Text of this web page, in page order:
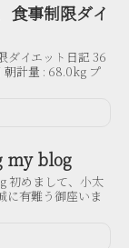
食事制限ダイ
ダイエット日記 36
計量 : 68.0kg プ
my blog
めまして、小太
に有難う御座いま